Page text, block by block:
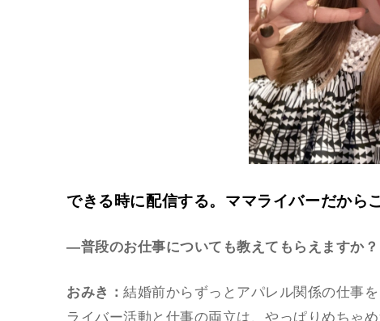
できる時に配信する。ママライバーだから
―普段のお仕事についても教えてもらえますか？
おみき： 結婚前からずっとアパレル関係の仕事
ライバー活動と仕事の両立は、やっぱりめちゃ